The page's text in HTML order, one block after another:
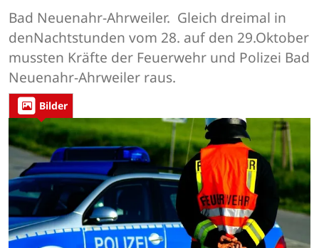
Bad Neuenahr-Ahrweiler. Gleich dreimal in
denNachtstunden vom 28. auf den 29.Oktober
mussten Kräfte der Feuerwehr und Polizei Bad
Neuenahr-Ahrweiler raus.
Bilder